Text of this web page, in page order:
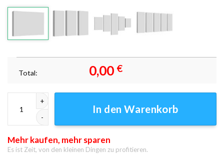
Total: 0,00 €
In den Warenkorb
Mehr kaufen, mehr sparen
Es ist Zeit, von den kleinen Dingen zu profitieren.